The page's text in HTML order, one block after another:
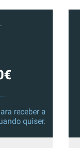
receber a
quiser.